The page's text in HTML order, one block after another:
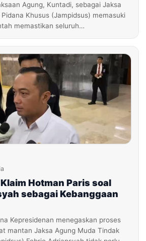
Agung, Kuntadi, sebagai Jaksa
Khusus (Jampidsus) memasuki
memastikan seluruh…
Hotman Paris soal
sebagai Kebanggaan
Kepresidenan menegaskan proses
mantan Jaksa Agung Muda Tindak